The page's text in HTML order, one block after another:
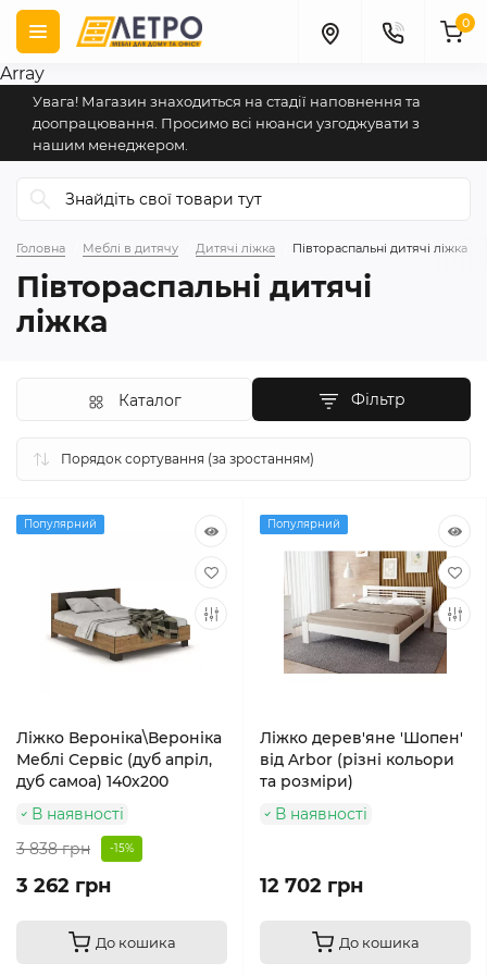
Array
Увага! Магазин знаходиться на стадії наповнення та
доопрацювання. Просимо всі нюанси узгоджувати з
нашим менеджером.
0
Головна Меблі в дитячу Дитячі ліжка Півтораспальні дитячі ліжка
Півтораспальні дитячі
ліжка
Фільтр
Каталог
Популярний
Ліжко Вероніка\Вероніка
Меблі Сервіс (дуб апріл,
дуб самоа) 140х200
В наявності
3 838 грн
-15%
3 262 грн
До кошика
Популярний
Ліжко дерев'яне 'Шопен'
від Arbor (різні кольори
та розміри)
В наявності
12 702 грн
До кошика